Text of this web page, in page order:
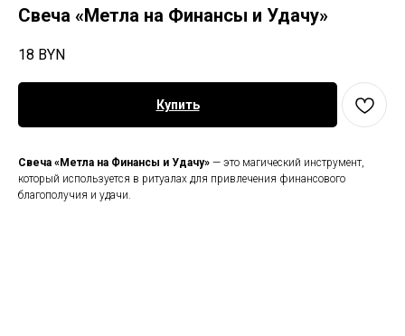
Свеча «Метла на Финансы и Удачу»
18 BYN
Купить
Свеча «Метла на Финансы и Удачу» — это магический инструмент,
который используется в ритуалах для привлечения финансового
благополучия и удачи.